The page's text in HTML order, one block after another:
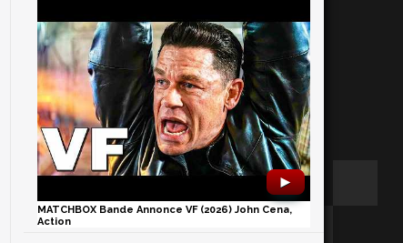
►
MATCHBOX Bande Annonce VF (2026) John Cena,
Action